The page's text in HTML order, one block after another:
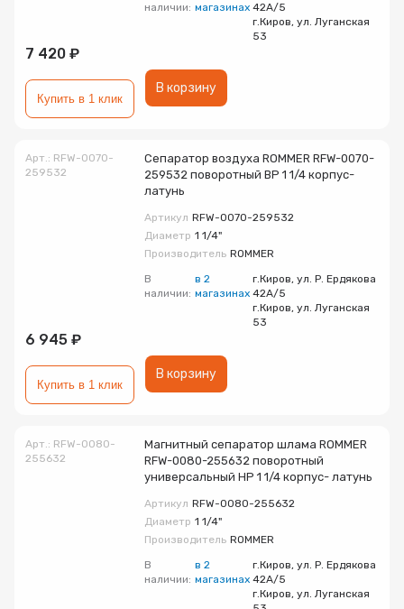
наличии: магазинах 42А/5
г.Киров, ул. Луганская
53
7 420 ₽
В корзину
Купить в 1 клик
Арт.: RFW-0070-
259532
Сепаратор воздуха ROMMER RFW-0070-
259532 поворотный ВР 1 1/4 корпус-
латунь
Артикул RFW-0070-259532
Диаметр 1 1/4"
Производитель ROMMER
В
наличии:
в 2
магазинах
г.Киров, ул. Р. Ердякова
42А/5
г.Киров, ул. Луганская
53
6 945 ₽
В корзину
Купить в 1 клик
Арт.: RFW-0080-
255632
Магнитный сепаратор шлама ROMMER
RFW-0080-255632 поворотный
универсальный НР 1 1/4 корпус- латунь
Артикул RFW-0080-255632
Диаметр 1 1/4"
Производитель ROMMER
В
наличии:
в 2
магазинах
г.Киров, ул. Р. Ердякова
42А/5
г.Киров, ул. Луганская